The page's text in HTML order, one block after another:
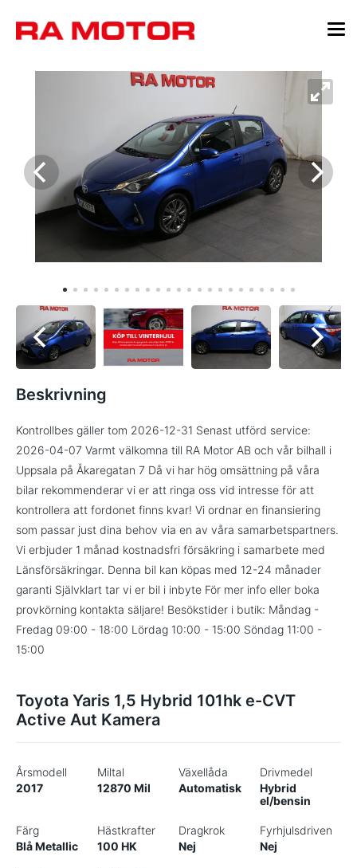
Beskrivning
Kontrollbes gäller tom 2026-12-31 Senast utförd service:
2026-04-07 Varmt välkomna till RA Motor AB och vår bilhall i
Uppsala på Åkaregatan 7 Då vi har hög omsättning på våra
bilar rekommenderar vi er att ringa oss vid intresse för att
kontrollera att fordonet finns kvar! Vi ordnar en finansiering
som passar just dina behov via en av våra samarbetspartners.
Vi erbjuder 1 månad kostnadsfri försäkring i samarbete med
Länsförsäkringar. Denna bil kan köpas med 12-24 månader
garanti Självklart tar vi er bil i inbyte För mer info eller boka
provkörning kontakta säljare! Besökstider i butik: Måndag -
Fredag 09:00 - 18:00 Lördag 10:00 - 15:00 Söndag 11:00 -
15:00
Toyota Yaris 1,5 Hybrid 101hk e-CVT
Active Aut Kamera
Årsmodell
2017
Miltal
12870 Mil
Växellåda
Automatisk
Drivmedel
Hybrid
el/bensin
Färg
Blå Metallic
Hästkrafter
100 HK
Dragkrok
Nej
Fyrhjulsdriven
Nej